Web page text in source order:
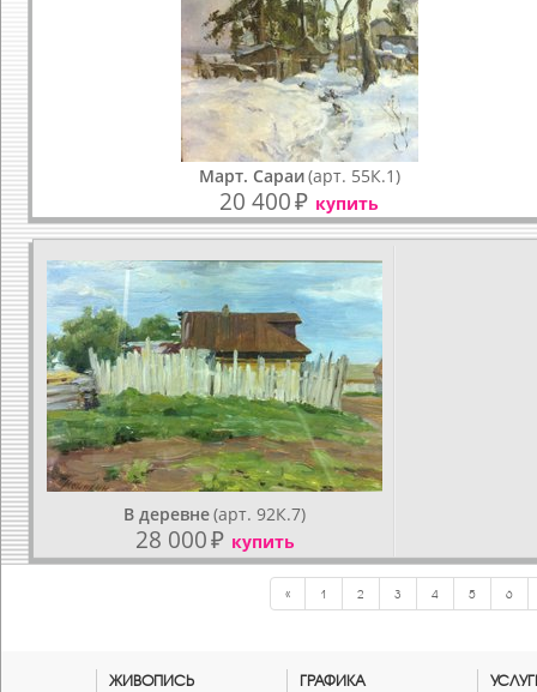
Март. Сараи(арт. 55К.1)
20 400₽ купить
В деревне(арт. 92К.7)
28 000₽ купить
« 1 2 3 4 5 6
ЖИВОПИСЬ
ГРАФИКА